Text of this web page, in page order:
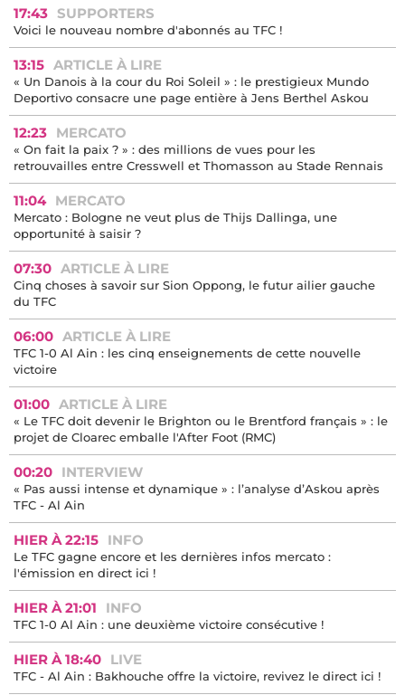
17:43 SUPPORTERS
Voici le nouveau nombre d'abonnés au TFC !
13:15 ARTICLE À LIRE
« Un Danois à la cour du Roi Soleil » : le prestigieux Mundo
Deportivo consacre une page entière à Jens Berthel Askou
12:23 MERCATO
« On fait la paix ? » : des millions de vues pour les
retrouvailles entre Cresswell et Thomasson au Stade Rennais
11:04 MERCATO
Mercato : Bologne ne veut plus de Thijs Dallinga, une
opportunité à saisir ?
07:30 ARTICLE À LIRE
Cinq choses à savoir sur Sion Oppong, le futur ailier gauche
du TFC
06:00 ARTICLE À LIRE
TFC 1-0 Al Ain : les cinq enseignements de cette nouvelle
victoire
01:00 ARTICLE À LIRE
« Le TFC doit devenir le Brighton ou le Brentford français » : le
projet de Cloarec emballe l'After Foot (RMC)
00:20 INTERVIEW
« Pas aussi intense et dynamique » : l’analyse d’Askou après
TFC - Al Ain
HIER À 22:15 INFO
Le TFC gagne encore et les dernières infos mercato :
l'émission en direct ici !
HIER À 21:01 INFO
TFC 1-0 Al Ain : une deuxième victoire consécutive !
HIER À 18:40 LIVE
TFC - Al Ain : Bakhouche offre la victoire, revivez le direct ici !